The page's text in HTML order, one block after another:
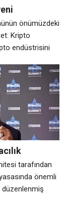
önümüzdeki
Kripto
endüstrisini
ilerliyor ve
Senato eylemi
taslağın ortaya
tarafından
önemli
düzenlenmiş